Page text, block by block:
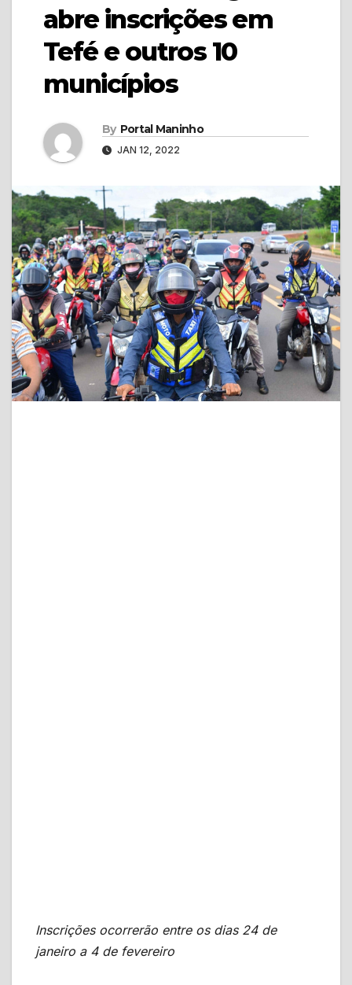
abre inscrições em
Tefé e outros 10
municípios
By Portal Maninho
JAN 12, 2022
Inscrições ocorrerão entre os dias 24 de
janeiro a 4 de fevereiro